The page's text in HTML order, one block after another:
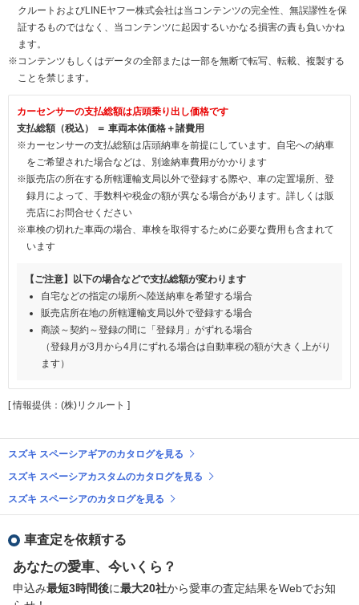
クルートおよびLINEヤフー株式会社は当コンテンツの完全性、無誤謬性を保
証するものではなく、当コンテンツに起因するいかなる損害の責も負いかね
ます。
※コンテンツもしくはデータの全部または一部を無断で転写、転載、複製する
ことを禁じます。
カーセンサーの支払総額は店頭乗り出し価格です
支払総額（税込） ＝ 車両本体価格＋諸費用
※カーセンサーの支払総額は店頭納車を前提にしています。自宅への納車
をご希望された場合などは、別途納車費用がかかります
※販売店の所在する所轄運輸支局以外で登録する際や、車の定置場所、登
録月によって、手数料や税金の額が異なる場合があります。詳しくは販
売店にお問合せください
※車検の切れた車両の場合、車検を取得するために必要な費用も含まれて
います
【ご注意】以下の場合などで支払総額が変わります
自宅などの指定の場所へ陸送納車を希望する場合
販売店所在地の所轄運輸支局以外で登録する場合
商談～契約～登録の間に「登録月」がずれる場合
（登録月が3月から4月にずれる場合は自動車税の額が大きく上がり
ます）
[ 情報提供：(株)リクルート ]
スズキ スペーシアギアのカタログを見る
スズキ スペーシアカスタムのカタログを見る
スズキ スペーシアのカタログを見る
車査定を依頼する
あなたの愛車、今いくら？
申込み最短3時間後に最大20社から愛車の査定結果をWebでお知